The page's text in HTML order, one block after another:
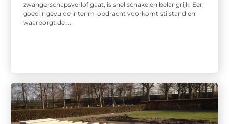
zwangerschapsverlof gaat, is snel schakelen belangrijk. Een
goed ingevulde interim-opdracht voorkomt stilstand én
waarborgt de ...